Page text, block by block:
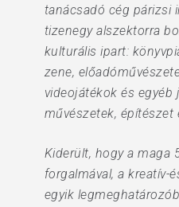
tanácsadó cég párizsi
tizenegy alszektorra
kulturális ipart:
zene,
videojátékok és egyéb
művészetek, építészet
Kiderült, hogy a maga
forgalmával, a kreatív-
egyik